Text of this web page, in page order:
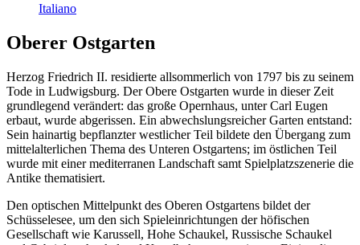
Italiano
Oberer Ostgarten
Herzog Friedrich II. residierte allsommerlich von 1797 bis zu seinem
Tode in Ludwigsburg. Der Obere Ostgarten wurde in dieser Zeit
grundlegend verändert: das große Opernhaus, unter Carl Eugen
erbaut, wurde abgerissen. Ein abwechslungsreicher Garten entstand:
Sein hainartig bepflanzter westlicher Teil bildete den Übergang zum
mittelalterlichen Thema des Unteren Ostgartens; im östlichen Teil
wurde mit einer mediterranen Landschaft samt Spielplatzszenerie die
Antike thematisiert.
Den optischen Mittelpunkt des Oberen Ostgartens bildet der
Schüsselesee, um den sich Spieleinrichtungen der höfischen
Gesellschaft wie Karussell, Hohe Schaukel, Russische Schaukel